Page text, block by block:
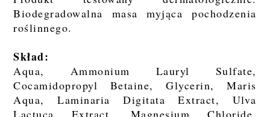
Biodegradowalna masa myjąca pochodzenia
roślinnego.
Skład:
Aqua, Ammonium Lauryl Sulfate,
Cocamidopropyl Betaine, Glycerin, Maris
Aqua, Laminaria Digitata Extract, Ulva
Lactuca Extract, Magnesium Chloride,